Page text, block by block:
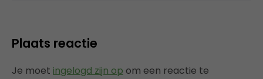
Plaats reactie
Je moet ingelogd zijn op om een reactie te